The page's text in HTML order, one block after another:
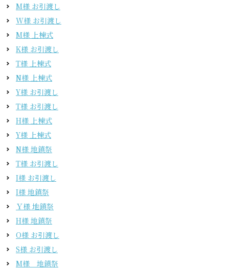
M様 お引渡し
W様 お引渡し
M様 上棟式
K様 お引渡し
T様 上棟式
N様 上棟式
Y様 お引渡し
T様 お引渡し
H様 上棟式
Y様 上棟式
N様 地鎮祭
T様 お引渡し
I様 お引渡し
I様 地鎮祭
Ｙ様 地鎮祭
H様 地鎮祭
O様 お引渡し
S様 お引渡し
M様 地鎮祭